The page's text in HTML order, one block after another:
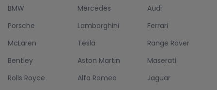
BMW Mercedes
Audi
Porsche
Lamborghini
Ferrari
McLaren
Tesla
Range Rover
Bentley
Aston Martin
Maserati
Rolls Royce
Alfa Romeo
Jaguar